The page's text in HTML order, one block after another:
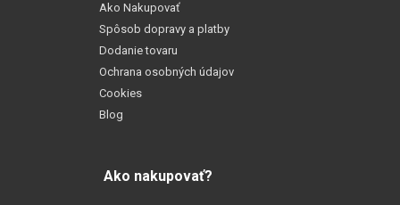
Ako Nakupovať
Spôsob dopravy a platby
Dodanie tovaru
Ochrana osobných údajov
Cookies
Blog
Ako nakupovať?